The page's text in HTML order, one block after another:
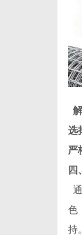
选
严
四
色
持。